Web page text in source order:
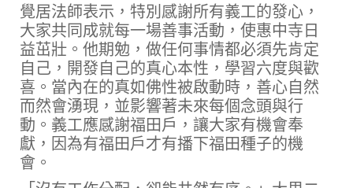
覺居法師表示，特別感謝所有義工的發心，
大家共同成就每一場善事活動，使惠中寺日
益茁壯。他期勉，做任何事情都必須先肯定
自己，開發自己的真心本性，學習六度與歡
喜。當內在的真如佛性被啟動時，善心自然
而然會湧現，並影響著未來每個念頭與行
動。義工應感謝福田戶，讓大家有機會奉
獻，因為有福田戶才有播下福田種子的機
會。